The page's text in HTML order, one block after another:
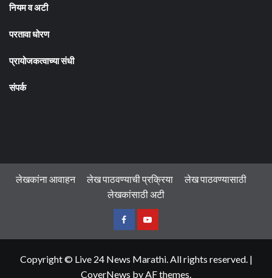
नियम व अटी
परतावा धोरण
प्रायोजकत्वाच्या संधी
संपर्क
लेखकांना आवाहन लेख पाठवण्याची प्रक्रिया
लेख पाठवण्यासाठी
लेखकांसाठी अटी
फेसबुकयु
Copyright © Live 24 News Marathi. All rights reserved. |
CoverNews by AF themes.